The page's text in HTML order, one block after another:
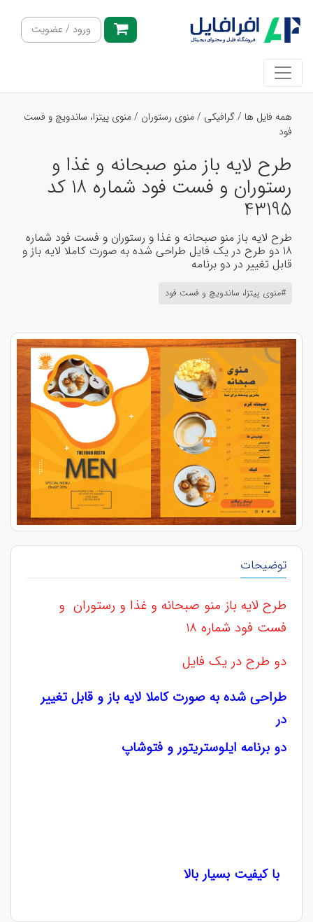
ورود / عضویت
همه فایل ها /گرافیکی /منوی رستوران /منوی پیتزا، ساندویچ و فست
فود
طرح لایه باز منو صبحانه و غذا و
رستوران و فست فود شماره 18 کد
43195
طرح لایه باز منو صبحانه و غذا و رستوران و فست فود شماره
18 دو طرح در یک فایل طراحی شده به صورت کاملا لایه باز و
قابل تغییر در دو برنامه
#منوی پیتزا، ساندویچ و فست فود
توضیحات
طرح لایه باز منو صبحانه و غذا و رستوران و
فست فود شماره 18
دو طرح در یک فایل
طراحی شده به صورت کاملا لایه باز و قابل تغییر
در
دو برنامه ایلوستریتور و فتوشاپ
با کیفیت بسیار بالا